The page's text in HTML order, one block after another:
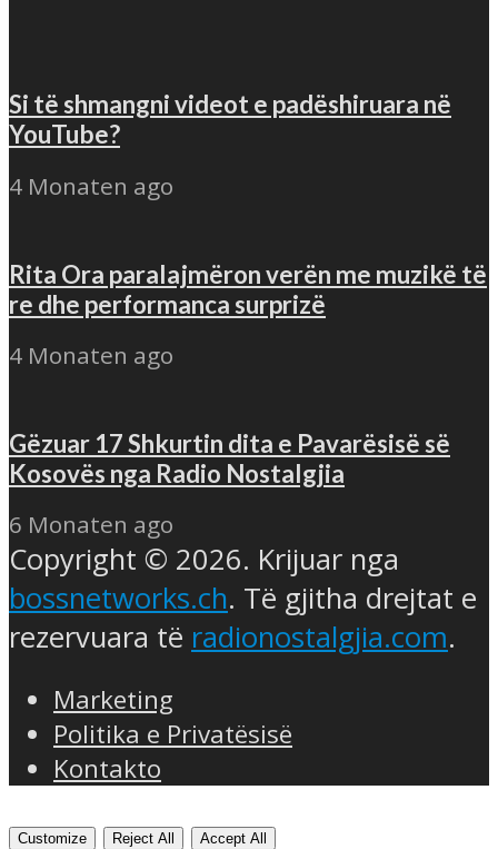
Si të shmangni videot e padëshiruara në
YouTube?
4 Monaten ago
Rita Ora paralajmëron verën me muzikë të
re dhe performanca surprizë
4 Monaten ago
Gëzuar 17 Shkurtin dita e Pavarësisë së
Kosovës nga Radio Nostalgjia
6 Monaten ago
Copyright © 2026. Krijuar nga
bossnetworks.ch. Të gjitha drejtat e
rezervuara të radionostalgjia.com.
Marketing
Politika e Privatësisë
Kontakto
Customize Reject All Accept All